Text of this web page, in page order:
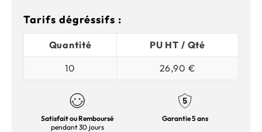
Tarifs dégréssifs :
Quantité
PU HT / Qté
10
26,90 €
Satisfait ou Remboursé
pendant 30 jours
Garantie 5 ans